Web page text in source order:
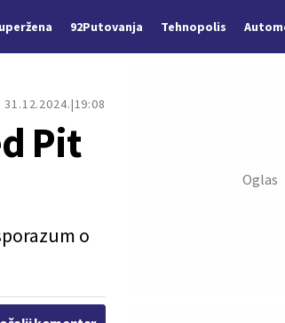
92Putovanja Tehnopolis
31.12.2024. 19:08
Pit
o